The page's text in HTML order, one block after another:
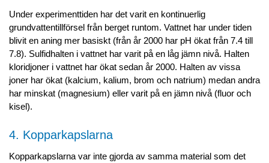
Under experimenttiden har det varit en kontinuerlig
grundvattentillförsel från berget runtom. Vattnet har under tiden
blivit en aning mer basiskt (från år 2000 har pH ökat från 7.4 till
7.8). Sulfidhalten i vattnet har varit på en låg jämn nivå. Halten
kloridjoner i vattnet har ökat sedan år 2000. Halten av vissa
joner har ökat (kalcium, kalium, brom och natrium) medan andra
har minskat (magnesium) eller varit på en jämn nivå (fluor och
kisel).
4. Kopparkapslarna
Kopparkapslarna var inte gjorda av samma material som det